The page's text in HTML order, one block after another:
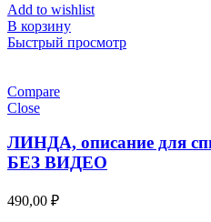
Add to wishlist
В корзину
Быстрый просмотр
Compare
Close
ЛИНДА, описание для
БЕЗ ВИДЕО
490,00 ₽